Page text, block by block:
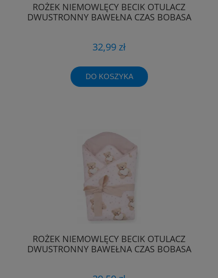
ROŻEK NIEMOWLĘCY BECIK OTULACZ
DWUSTRONNY BAWEŁNA CZAS BOBASA
32,99 zł
DO KOSZYKA
ROŻEK NIEMOWLĘCY BECIK OTULACZ
DWUSTRONNY BAWEŁNA CZAS BOBASA